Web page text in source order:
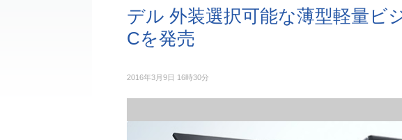
デル 外装選択可能な薄型軽量ビ
Cを発売
2016年3月9日 16時30分